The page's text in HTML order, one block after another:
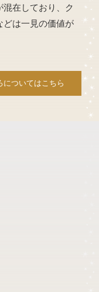
在しており、ク
どは一見の価値が
ついてはこちら